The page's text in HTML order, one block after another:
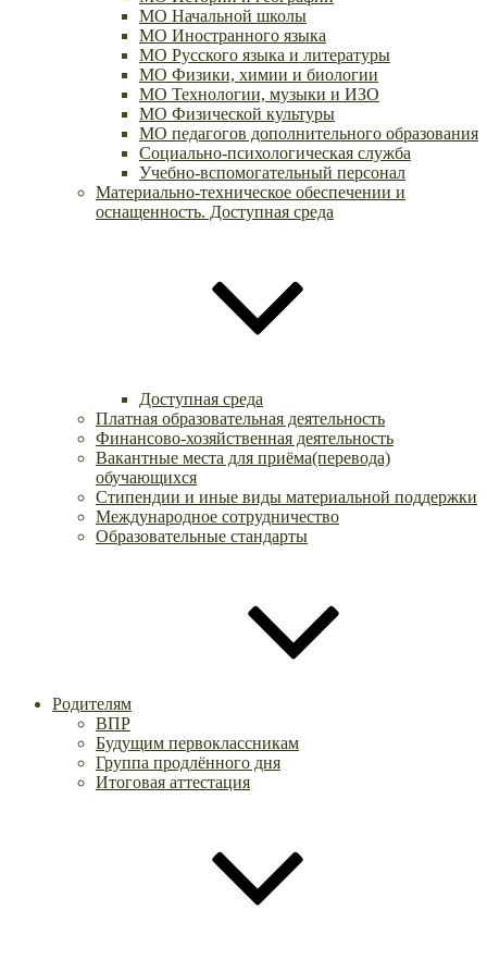
МО Начальной школы
МО Иностранного языка
МО Русского языка и литературы
МО Физики, химии и биологии
МО Технологии, музыки и ИЗО
МО Физической культуры
МО педагогов дополнительного образования
Социально-психологическая служба
Учебно-вспомогательный персонал
Материально-техническое обеспечении и
оснащенность. Доступная среда
Доступная среда
Платная образовательная деятельность
Финансово-хозяйственная деятельность
Вакантные места для приёма(перевода)
обучающихся
Стипендии и иные виды материальной поддержки
Международное сотрудничество
Образовательные стандарты
Родителям
ВПР
Будущим первоклассникам
Группа продлённого дня
Итоговая аттестация